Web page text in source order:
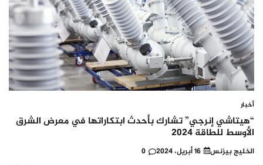
أخبار
“هيتاشي إنرجي” تشارك بأحدث ابتكاراتها في معرض الشرق
الأوسط للطاقة 2024
الخليج بيزنس 16 أبريل، 2024 0